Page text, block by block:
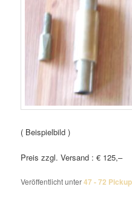
( Beispielbild )
Preis zzgl. Versand : € 125,–
Veröffentlicht unter47 - 72